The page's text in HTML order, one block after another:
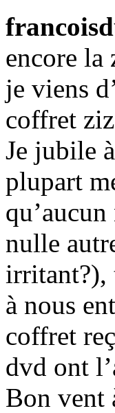
encore la
je viens
coffret
Je jubile
plupart
nulle
irritant?),
à nous
coffret
dvd ont
Bon vent